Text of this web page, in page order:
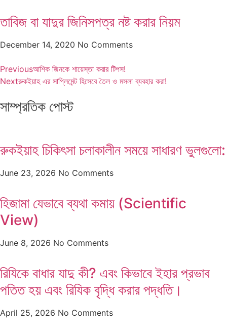
তাবিজ বা যাদুর জিনিসপত্র নষ্ট করার নিয়ম
December 14, 2020 No Comments
Previousআশিক জিনকে শায়েস্তা করার টিপস!
Nextরুকইয়াহ এর সাপ্লিমেন্ট হিসেবে তৈল ও মসলা ব্যবহার করা!
সাম্প্রতিক পোস্ট
রুকইয়াহ চিকিৎসা চলাকালীন সময়ে সাধারণ ভুলগুলো:
June 23, 2026 No Comments
হিজামা যেভাবে ব্যথা কমায় (Scientific
View)
June 8, 2026 No Comments
রিযিকে বাধার যাদু কী? এবং কিভাবে ইহার প্রভাব
পতিত হয় এবং রিযিক বৃদ্ধি করার পদ্ধতি।
April 25, 2026 No Comments